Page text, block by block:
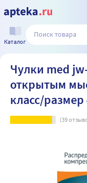
Каталог
Чулки med
открытым
класс/
(39